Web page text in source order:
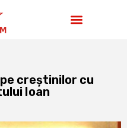
creștinilor cu
Ioan